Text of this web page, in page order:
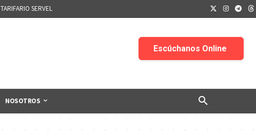
TARIFARIO SERVEL
NOSOTROS